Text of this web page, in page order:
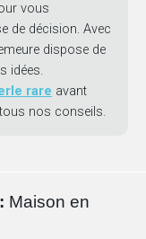
vous
de décision. Avec
dispose de
idées.
rare avant
nos conseils.
Maison en